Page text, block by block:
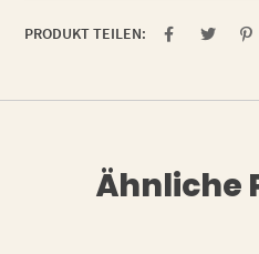
PRODUKT TEILEN:
Ähnliche